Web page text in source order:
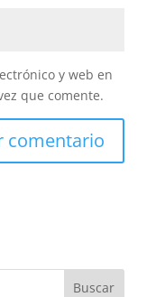
y web en
que comente.
Buscar